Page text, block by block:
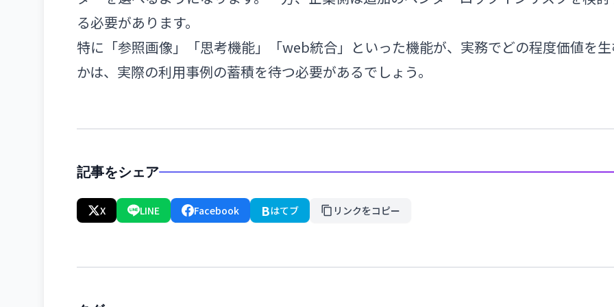
る必要があります。
特に「参照画像」「思考機能」「web統合」といった機能が、実務でどの程度価値を
かは、実際の利用事例の蓄積を待つ必要があるでしょう。
記事をシェア
X LINE Facebook Bはてブ リンクをコピー